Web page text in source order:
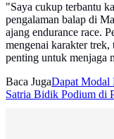
"Saya cukup terbantu
pengalaman balap di
ajang endurance race.
mengenai karakter trek,
penting untuk menjaga
Baca JugaDapat Modal
Satria Bidik Podium di